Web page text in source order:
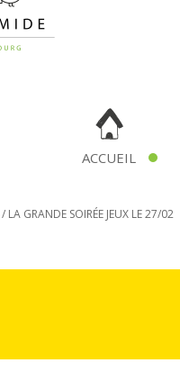
ACCUEIL
/ LA GRANDE SOIRÉE JEUX LE 27/02